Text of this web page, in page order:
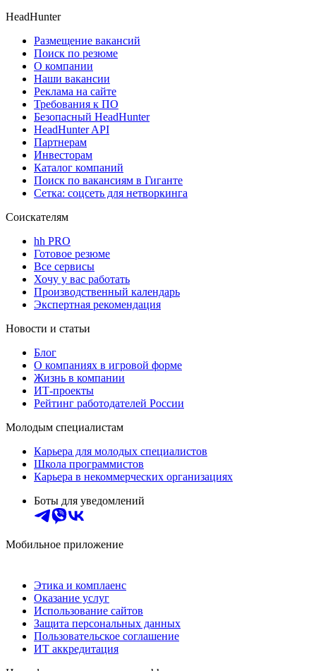
HeadHunter
Размещение вакансий
Поиск по резюме
О компании
Наши вакансии
Реклама на сайте
Требования к ПО
Безопасный HeadHunter
HeadHunter API
Партнерам
Инвесторам
Каталог компаний
Поиск по вакансиям в Гиганте
Сетка: соцсеть для нетворкинга
Соискателям
hh PRO
Готовое резюме
Все сервисы
Хочу у вас работать
Производственный календарь
Экспертная рекомендация
Новости и статьи
Блог
О компаниях в игровой форме
Жизнь в компании
ИТ-проекты
Рейтинг работодателей России
Молодым специалистам
Карьера для молодых специалистов
Школа программистов
Карьера в некоммерческих организациях
Боты для уведомлений
Мобильное приложение
Этика и комплаенс
Оказание услуг
Использование сайтов
Защита персональных данных
Пользовательское соглашение
ИТ аккредитация